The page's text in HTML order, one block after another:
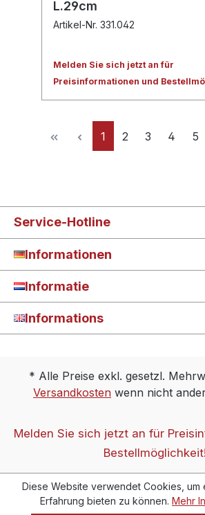
L.29cm
Artikel-Nr. 331.042
Melden Sie sich jetzt an für
Preisinformationen und
1 2 3 4 5
Service-Hotline
Informationen
Informatie
Informations
* Alle Preise exkl. gesetzl.
Versandkosten wenn nicht
Melden Sie sich jetzt an für
Bestellmöglichkeit!
Diese Website verwendet Cookies, um
Erfahrung bieten zu können. Mehr